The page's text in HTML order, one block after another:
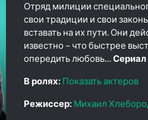
Отряд милиции
свои традиции и свои
вставать на их пути. Они
известно – что быстрее
опередить любовь… Сериал
В ролях: Показать актеров
Режиссер: Михаил